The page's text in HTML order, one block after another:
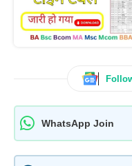
WhatsApp Join